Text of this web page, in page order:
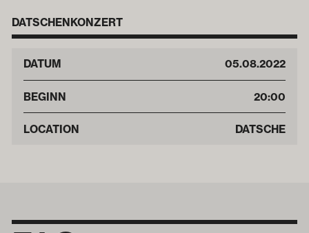
DATSCHENKONZERT
DATUM 05.08.2022
BEGINN 20:00
LOCATION DATSCHE